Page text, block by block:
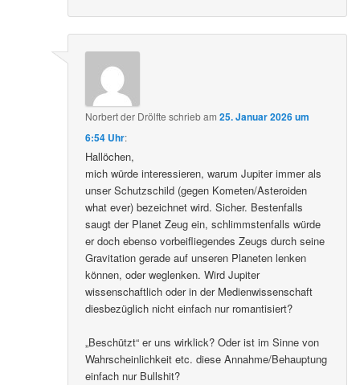
Norbert der Drölfte schriebam25. Januar 2026 um
6:54 Uhr:
Hallöchen,
mich würde interessieren, warum Jupiter immer als
unser Schutzschild (gegen Kometen/Asteroiden
what ever) bezeichnet wird. Sicher. Bestenfalls
saugt der Planet Zeug ein, schlimmstenfalls würde
er doch ebenso vorbeifliegendes Zeugs durch seine
Gravitation gerade auf unseren Planeten lenken
können, oder weglenken. Wird Jupiter
wissenschaftlich oder in der Medienwissenschaft
diesbezüglich nicht einfach nur romantisiert?
„Beschützt“ er uns wirklick? Oder ist im Sinne von
Wahrscheinlichkeit etc. diese Annahme/Behauptung
einfach nur Bullshit?